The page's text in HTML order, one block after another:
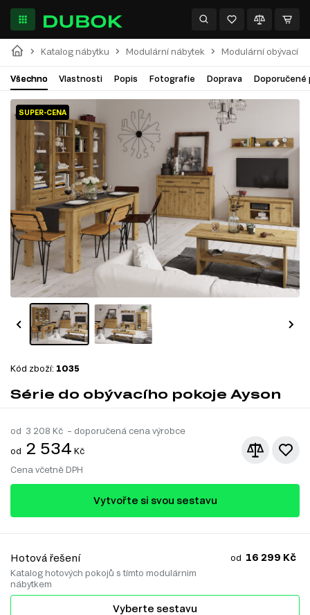
Katalog nábytku Modulární nábytek Modulární obývací
Všechno Vlastnosti Popis Fotografie Doprava Doporučené
SUPER-CENA
Kód zboží: 1035
Série do obývacího pokoje Ayson
od 3 208 Kč – doporučená cena výrobce
od 2 534 Kč
Cena včetně DPH
Vytvořte si svou sestavu
Hotová řešení
Katalog hotových pokojů s tímto modulárnim
nábytkem
od 16 299 Kč
Vyberte sestavu